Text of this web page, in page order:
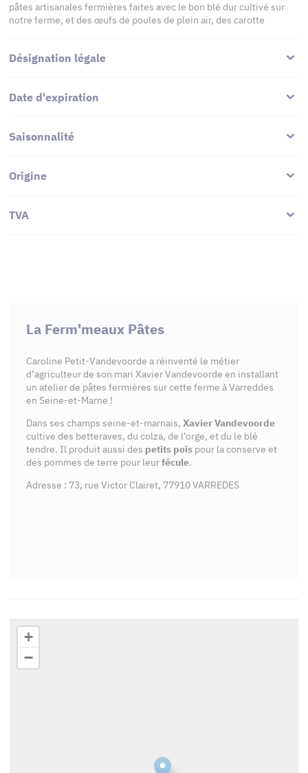
pâtes artisanales fermières faites avec le bon blé dur cultivé sur
notre ferme, et des œufs de poules de plein air, des carotte
Désignation légale
Date d'expiration
Saisonnalité
Origine
TVA
La Ferm'meaux Pâtes
Caroline Petit-Vandevoorde a réinventé le métier
d’agriculteur de son mari Xavier Vandevoorde en installant
un atelier de pâtes fermières sur cette ferme à Varreddes
en Seine-et-Marne !
Dans ses champs seine-et-marnais, Xavier Vandevoorde
cultive des betteraves, du colza, de l’orge, et du le blé
tendre. Il produit aussi des petits pois pour la conserve et
des pommes de terre pour leurfécule.
Adresse : 73, rue Victor Clairet, 77910 VARREDES
+
−